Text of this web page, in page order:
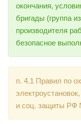
окончания,
бригады (группа
производителя
безопасное
п. 4.1 Правил по
и соц. защиты РФ